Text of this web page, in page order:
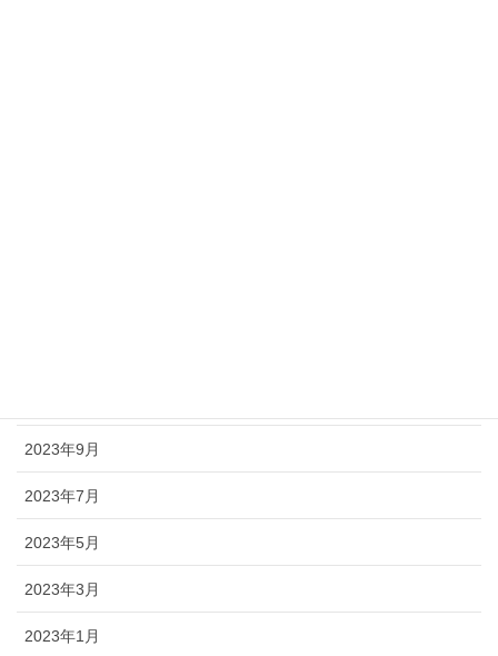
2023年9月
2023年7月
2023年5月
2023年3月
2023年1月